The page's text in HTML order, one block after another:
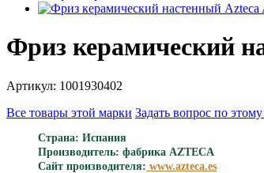
Фриз керамический
Артикул: 1001930402
Все товары этой марки Задать вопрос по
Страна: Испания
Производитель: фабрика AZTECA
Сайт производителя: www.azteca.es